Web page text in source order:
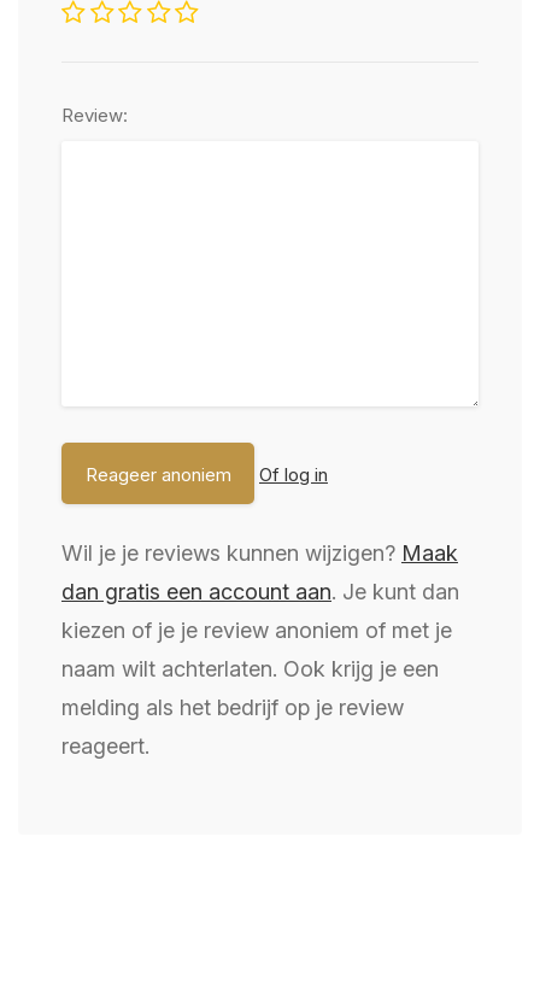
Review:
Of log in
Wil je je reviews kunnen wijzigen? Maak
dan gratis een account aan. Je kunt dan
kiezen of je je review anoniem of met je
naam wilt achterlaten. Ook krijg je een
melding als het bedrijf op je review
reageert.